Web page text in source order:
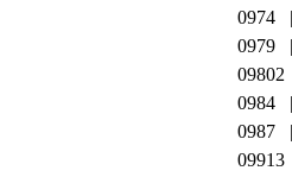
0974
0979
09802
0984
0987
09913